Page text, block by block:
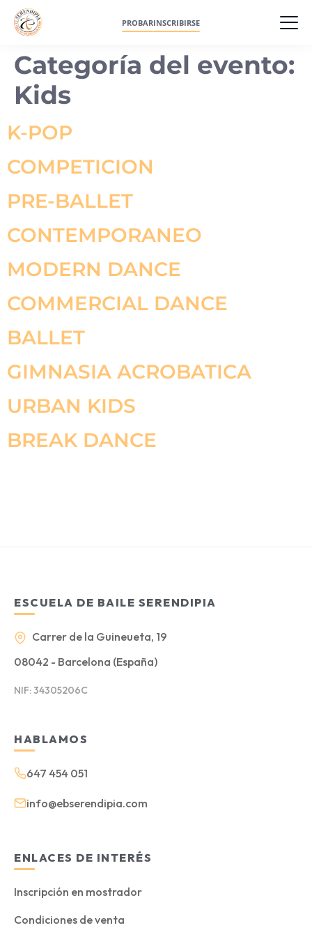
PROBARINSCRIBIRSE
Categoría del evento:
Kids
K-POP
COMPETICION
PRE-BALLET
CONTEMPORANEO
MODERN DANCE
COMMERCIAL DANCE
BALLET
GIMNASIA ACROBATICA
URBAN KIDS
BREAK DANCE
ESCUELA DE BAILE SERENDIPIA
Carrer de la Guineueta, 19
08042 - Barcelona (España)
NIF: 34305206C
HABLAMOS
647 454 051
info@ebserendipia.com
ENLACES DE INTERÉS
Inscripción en mostrador
Condiciones de venta